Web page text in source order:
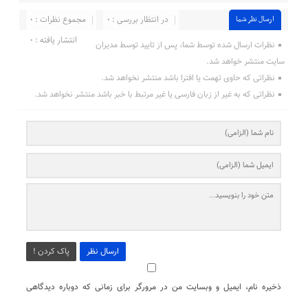
ارسال نظر شما مجموع نظرات : 0
در انتظار بررسی : 0
انتشار یافته : ۰
نظرات ارسال شده توسط شما، پس از تایید توسط مدیران
سایت منتشر خواهد شد.
نظراتی که حاوی تهمت یا افترا باشد منتشر نخواهد شد.
نظراتی که به غیر از زبان فارسی یا غیر مرتبط با خبر باشد منتشر نخواهد شد.
ارسال نظر پاک کردن !
ذخیره نام، ایمیل و وبسایت من در مرورگر برای زمانی که دوباره دیدگاهی